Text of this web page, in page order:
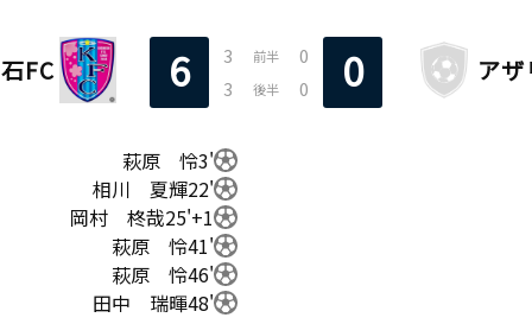
FC 6 3 前半
0
3
後半 0 0 ア
3'
萩原 怜
22'
相川 夏輝
25'+1
岡村 柊哉
41'
萩原 怜
46'
萩原 怜
48'
田中 瑞暉